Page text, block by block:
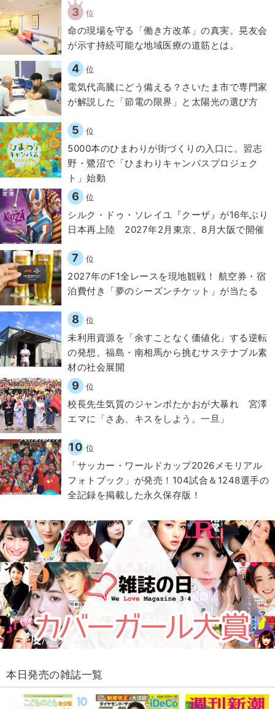
3 位
​命の現場を守る「働き方改革」の真実。晃友会
が示す持続可能な地域医療の道筋とは。
4 位
電気代高騰にどう備える？さいたま市で専門家
が解説した「節電の限界」と太陽光の選び方
5 位
5000本のひまわりが街づくりの入口に。習志
野・鷺沼で「ひまわりキャンパスプロジェク
ト」始動
6 位
シルク・ドゥ・ソレイユ『クーザ』が16年ぶり
日本再上陸 2027年2月東京、8月大阪で開催
7 位
2027年のF1全レースを現地観戦！ 航空券・宿
泊費付き「夢のシーズンチケット」が当たる
8 位
​​未利用資源を「余すことなく価値化」する逆転
の発想。福島・南相馬から挑むサステナブル素
材の社会展開​
9 位
校長先生気質のジャンボたかおが大暴れ 宮澤
エマに「さあ、キスをしよう。一旦」
10 位
「サッカー・ワールドカップ2026メモリアル
フォトブック」が発売！104試合＆1248選手の
全記録を掲載した永久保存版！
本日発売の雑誌一覧